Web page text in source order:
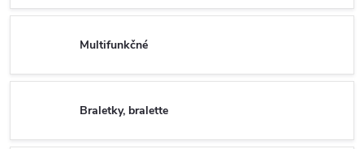
Multifunkčné
Braletky, bralette